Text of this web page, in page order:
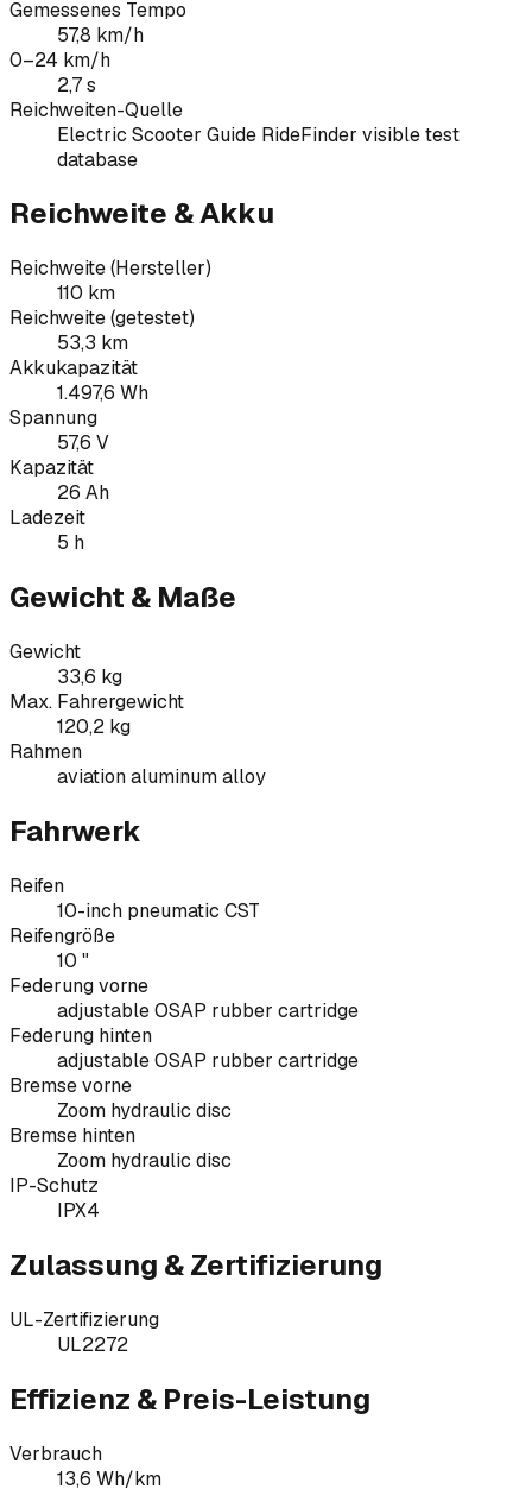
Gemessenes Tempo
57,8 km/h
0–24 km/h
2,7 s
Reichweiten-Quelle
Electric Scooter Guide RideFinder visible test
database
Reichweite & Akku
Reichweite (Hersteller)
110 km
Reichweite (getestet)
53,3 km
Akkukapazität
1.497,6 Wh
Spannung
57,6 V
Kapazität
26 Ah
Ladezeit
5 h
Gewicht & Maße
Gewicht
33,6 kg
Max. Fahrergewicht
120,2 kg
Rahmen
aviation aluminum alloy
Fahrwerk
Reifen
10-inch pneumatic CST
Reifengröße
10 "
Federung vorne
adjustable OSAP rubber cartridge
Federung hinten
adjustable OSAP rubber cartridge
Bremse vorne
Zoom hydraulic disc
Bremse hinten
Zoom hydraulic disc
IP-Schutz
IPX4
Zulassung & Zertifizierung
UL-Zertifizierung
UL2272
Effizienz & Preis-Leistung
Verbrauch
13,6 Wh/km